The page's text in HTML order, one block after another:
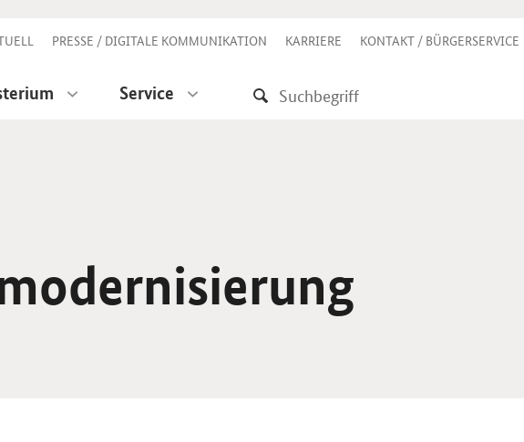
PRESSE / DIGITALE KOMMUNIKATION KARRIERE KONTAKT / BÜRGERSERVICE
Service